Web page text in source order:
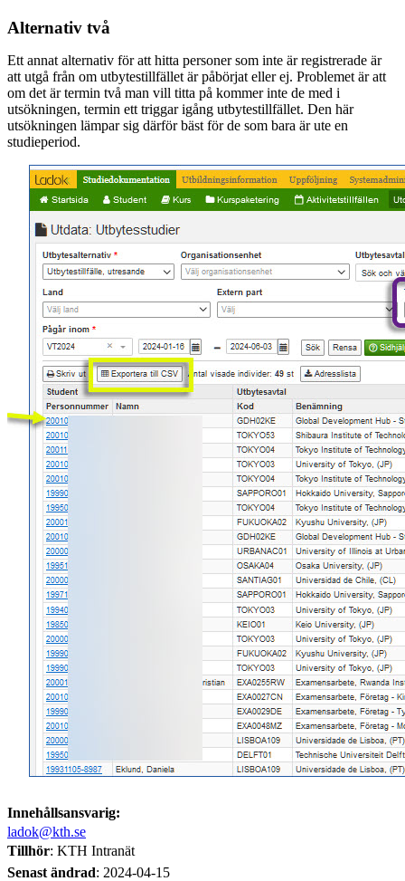
Alternativ två
Ett annat alternativ för att hitta personer som inte är registrerade är
att utgå från om utbytestillfället är påbörjat eller ej. Problemet är att
om det är termin två man vill titta på kommer inte de med i
utsökningen, termin ett triggar igång utbytestillfället. Den här
utsökningen lämpar sig därför bäst för de som bara är ute en
studieperiod.
Innehållsansvarig:
ladok@kth.se
Tillhör: KTH Intranät
Senast ändrad: 2024-04-15